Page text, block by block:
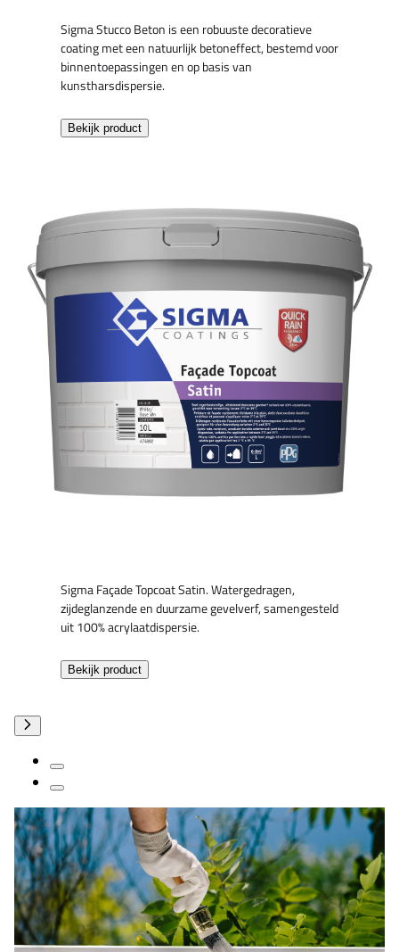
Sigma Stucco Beton is een robuuste decoratieve
coating met een natuurlijk betoneffect, bestemd voor
binnentoepassingen en op basis van
kunstharsdispersie.
Bekijk product
Sigma Façade Topcoat Satin. Watergedragen,
zijdeglanzende en duurzame gevelverf, samengesteld
uit 100% acrylaatdispersie.
Bekijk product